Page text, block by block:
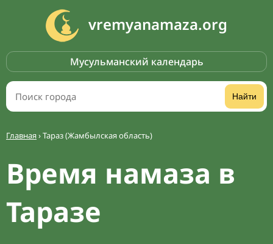
vremyanamaza.org
Мусульманский календарь
Найти
Главная›Тараз (Жамбылская область)
Время намаза в
Таразе